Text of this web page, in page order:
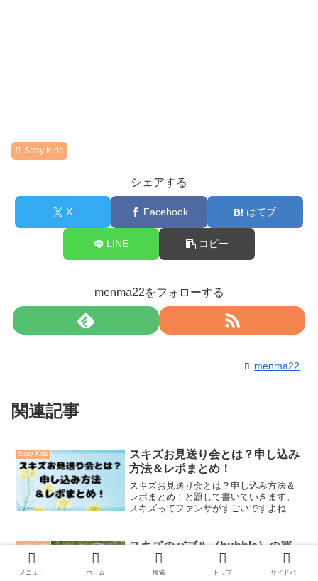
Stray Kids
シェアする
X Facebook はてブ
LINE コピー
menma22をフォローする
menma22
関連記事
Stray Kids
スキズお見送り会とは？申し込み
方法＆レポまとめ！
スキズお見送り会とは？申し込み方法＆
レポまとめ！と題して書いていきます。
スキズってファンサがすごいですよね！
見送り会とは？申し込み方法＆レポまと
め！をお楽しみください。...
Stray Kids
スキズのバブル（bubble）の買
い方を紹介！仕組み＆支払い方法
メニュー ホーム 検索 トップ サイドバー